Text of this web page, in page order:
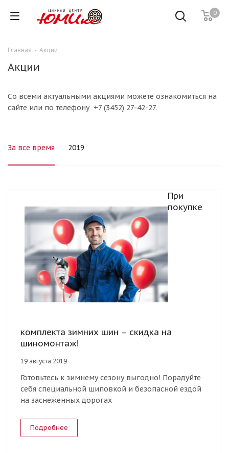
0
Главная - Акции
Акции
Со всеми актуальными акциями можете ознакомиться на
сайте или по телефону +7 (3452) 27-42-27.
За все время 2019
При
покупке
комплекта зимних шин – скидка на
шиномонтаж!
19 августа 2019
Готовьтесь к зимнему сезону выгодно! Порадуйте
себя специальной шиповкой и безопасной ездой
на заснеженных дорогах
Подробнее